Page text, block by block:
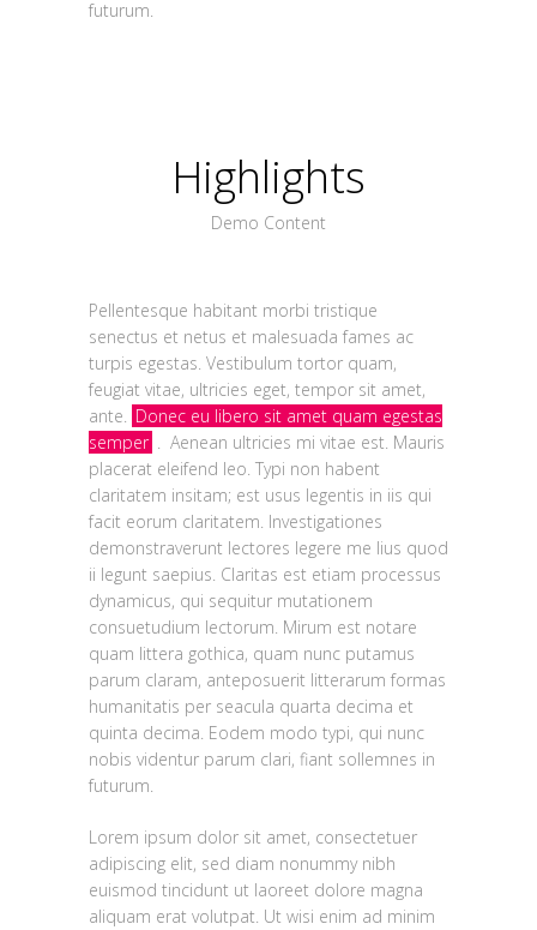
futurum.
Highlights
Demo Content
Pellentesque habitant morbi tristique
senectus et netus et malesuada fames ac
turpis egestas. Vestibulum tortor quam,
feugiat vitae, ultricies eget, tempor sit amet,
ante. Donec eu libero sit amet quam egestas
semper . Aenean ultricies mi vitae est. Mauris
placerat eleifend leo. Typi non habent
claritatem insitam; est usus legentis in iis qui
facit eorum claritatem. Investigationes
demonstraverunt lectores legere me lius quod
ii legunt saepius. Claritas est etiam processus
dynamicus, qui sequitur mutationem
consuetudium lectorum. Mirum est notare
quam littera gothica, quam nunc putamus
parum claram, anteposuerit litterarum formas
humanitatis per seacula quarta decima et
quinta decima. Eodem modo typi, qui nunc
nobis videntur parum clari, fiant sollemnes in
futurum.
Lorem ipsum dolor sit amet, consectetuer
adipiscing elit, sed diam nonummy nibh
euismod tincidunt ut laoreet dolore magna
aliquam erat volutpat. Ut wisi enim ad minim